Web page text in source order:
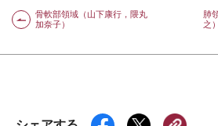
骨軟部領域（山下康行，隈丸
加奈子）
肺
之）